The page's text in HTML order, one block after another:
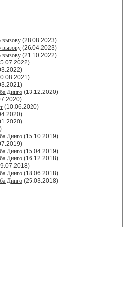
вызову (28.08.2023)
вызову (26.04.2023)
вызову (21.10.2022)
Динго (13.12.2020)
(10.06.2020)
Динго (15.10.2019)
Динго (15.04.2019)
Динго (16.12.2018)
Динго (18.06.2018)
Динго (25.03.2018)